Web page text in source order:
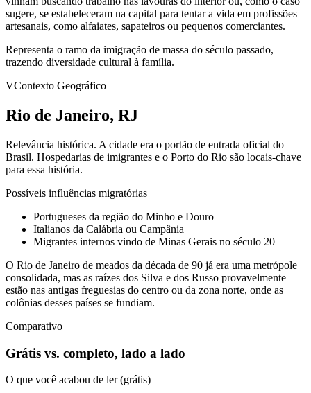
sugere, se estabeleceram na capital para tentar a vida em profissões
artesanais, como alfaiates, sapateiros ou pequenos comerciantes.
Representa o ramo da imigração de massa do século passado,
trazendo diversidade cultural à família.
VContexto Geográfico
Rio de Janeiro, RJ
Relevância histórica. A cidade era o portão de entrada oficial do
Brasil. Hospedarias de imigrantes e o Porto do Rio são locais-chave
para essa história.
Possíveis influências migratórias
Portugueses da região do Minho e Douro
Italianos da Calábria ou Campânia
Migrantes internos vindo de Minas Gerais no século 20
O Rio de Janeiro de meados da década de 90 já era uma metrópole
consolidada, mas as raízes dos Silva e dos Russo provavelmente
estão nas antigas freguesias do centro ou da zona norte, onde as
colônias desses países se fundiam.
Comparativo
Grátis vs. completo, lado a lado
O que você acabou de ler (grátis)